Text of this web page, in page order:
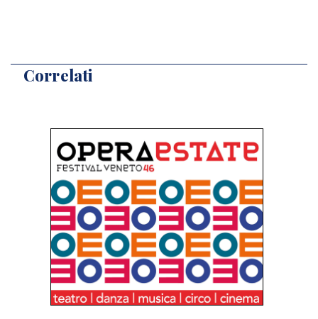
Correlati